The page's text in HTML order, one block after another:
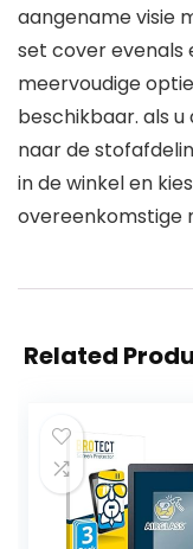
aangename visie
set cover evenals
meervoudige
beschikbaar. als
naar de
in de winkel en
overeenkomstige
Related